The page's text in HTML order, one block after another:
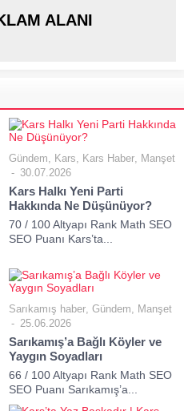
ALANI
Gündem, Kars, Kars Haber, Manşet
30.07.2026
Kars Halkı Yeni Parti
Hakkında Ne Düşünüyor?
70 / 100 Altyapı Rank Math SEO
SEO Puanı Kars’ta...
Sarıkamış haber, Gündem, Manşet
25.06.2026
Sarıkamış’a Bağlı Köyler ve
Yaygın Soyadları
66 / 100 Altyapı Rank Math SEO
SEO Puanı Sarıkamış’a...